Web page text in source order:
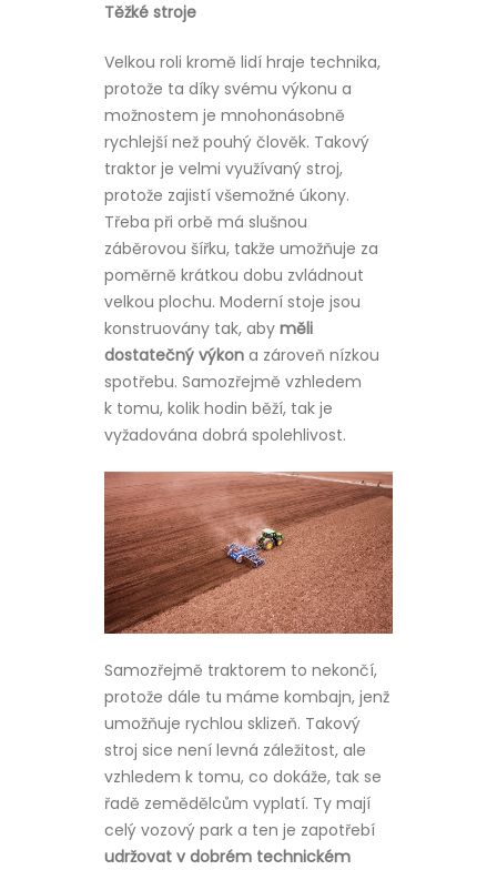
Těžké stroje
Velkou roli kromě lidí hraje technika,
protože ta díky svému výkonu a
možnostem je mnohonásobně
rychlejší než pouhý člověk. Takový
traktor je velmi využívaný stroj,
protože zajistí všemožné úkony.
Třeba při orbě má slušnou
záběrovou šířku, takže umožňuje za
poměrně krátkou dobu zvládnout
velkou plochu. Moderní stoje jsou
konstruovány tak, aby měli
dostatečný výkon a zároveň nízkou
spotřebu. Samozřejmě vzhledem
k tomu, kolik hodin běží, tak je
vyžadována dobrá spolehlivost.
Samozřejmě traktorem to nekončí,
protože dále tu máme kombajn, jenž
umožňuje rychlou sklizeň. Takový
stroj sice není levná záležitost, ale
vzhledem k tomu, co dokáže, tak se
řadě zemědělcům vyplatí. Ty mají
celý vozový park a ten je zapotřebí
udržovat v dobrém technickém